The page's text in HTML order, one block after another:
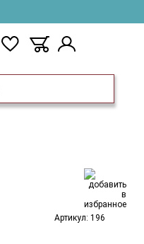
Артикул: 196